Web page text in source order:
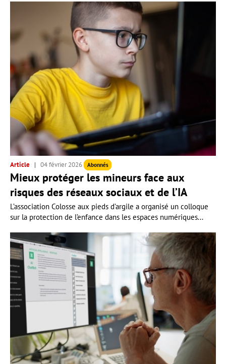
Article 04 février 2026 Abonnés
Mieux protéger les mineurs face aux
risques des réseaux sociaux et de l’IA
L’association Colosse aux pieds d’argile a organisé un colloque
sur la protection de l’enfance dans les espaces numériques...